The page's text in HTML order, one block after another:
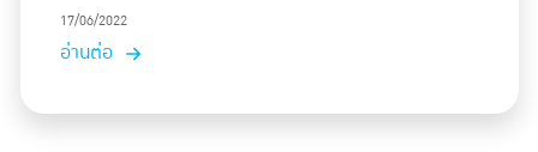
17/06/2022
อ่านต่อ